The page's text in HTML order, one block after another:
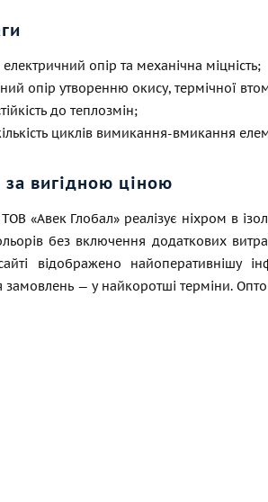
опір та механічна міцність;
опір утворенню окису, термічної
до теплозмін;
циклів вимикання-вмикання
за вигідною ціною
«Авек Глобал» реалізує ніхром в
без включення додаткових
відображено найоперативнішу
замовлень — у найкоротші терміни.